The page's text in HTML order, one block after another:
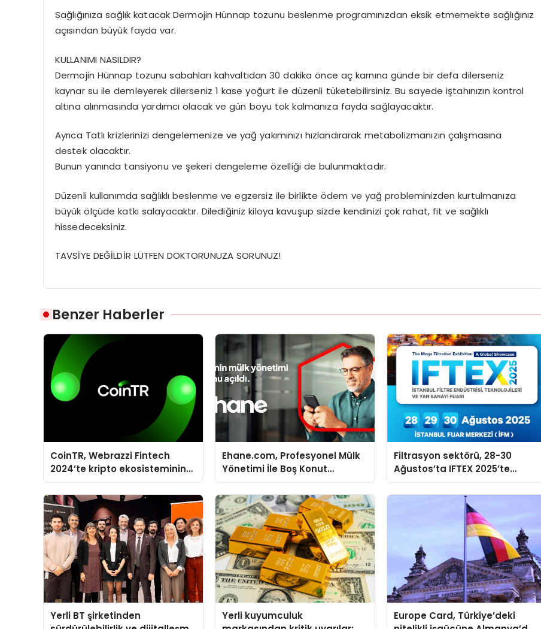
Sağlığınıza sağlık katacak Dermojin Hünnap tozunu beslenme programınızdan eksik etmemekte sağlığınız
açısından büyük fayda var.
KULLANIMI NASILDIR?
Dermojin Hünnap tozunu sabahları kahvaltıdan 30 dakika önce aç karnına günde bir defa dilerseniz
kaynar su ile demleyerek dilerseniz 1 kase yoğurt ile düzenli tüketebilirsiniz. Bu sayede iştahınızın kontrol
altına alınmasında yardımcı olacak ve gün boyu tok kalmanıza fayda sağlayacaktır.
Ayrıca Tatlı krizlerinizi dengelemenize ve yağ yakımınızı hızlandırarak metabolizmanızın çalışmasına
destek olacaktır.
Bunun yanında tansiyonu ve şekeri dengeleme özelliği de bulunmaktadır.
Düzenli kullanımda sağlıklı beslenme ve egzersiz ile birlikte ödem ve yağ probleminizden kurtulmanıza
büyük ölçüde katkı salayacaktır. Dilediğiniz kiloya kavuşup sizde kendinizi çok rahat, fit ve sağlıklı
hissedeceksiniz.
TAVSİYE DEĞİLDİR LÜTFEN DOKTORUNUZA SORUNUZ!
Benzer Haberler
CoinTR, Webrazzi Fintech
2024’te kripto ekosisteminin
tanınan isimlerini ağırlayacak
Ehane.com, Profesyonel Mülk
Yönetimi İle Boş Konut
Stokunu Eritecek
Filtrasyon sektörü, 28-30
Ağustos’ta IFTEX 2025’te
buluşacak
Yerli BT şirketinden
Yerli kuyumculuk
Europe Card, Türkiye’deki